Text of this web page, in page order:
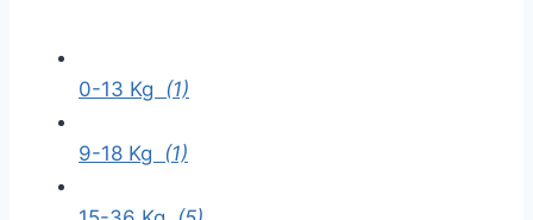
0-13 Kg (1)
9-18 Kg (1)